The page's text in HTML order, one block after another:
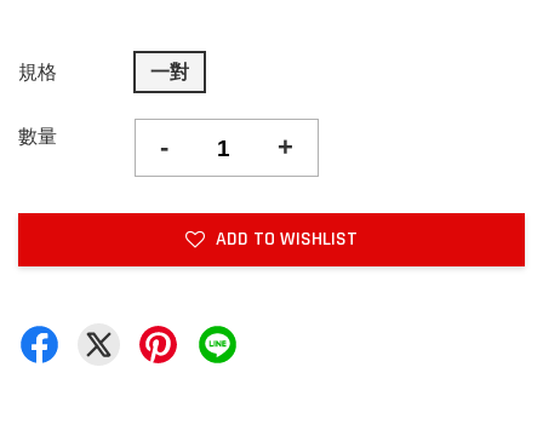
規格 一對
數量 - +
ADD TO WISHLIST